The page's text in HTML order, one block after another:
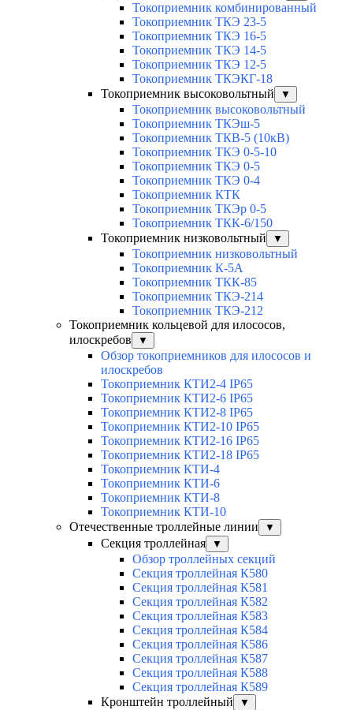
Токоприемник комбинированный
Токоприемник ТКЭ 23-5
Токоприемник ТКЭ 16-5
Токоприемник ТКЭ 14-5
Токоприемник ТКЭ 12-5
Токоприемник ТКЭКГ-18
Токоприемник высоковольтный
▼
Токоприемник высоковольтный
Токоприемник ТКЭш-5
Токоприемник ТКВ-5 (10кВ)
Токоприемник ТКЭ 0-5-10
Токоприемник ТКЭ 0-5
Токоприемник ТКЭ 0-4
Токоприемник КТК
Токоприемник ТКЭр 0-5
Токоприемник ТКК-6/150
Токоприемник низковольтный
▼
Токоприемник низковольтный
Токоприемник К-5А
Токоприемник ТКК-85
Токоприемник ТКЭ-214
Токоприемник ТКЭ-212
Токоприемник кольцевой для илососов,
илоскребов
▼
Обзор токоприемников для илососов и
илоскребов
Токоприемник КТИ2-4 IP65
Токоприемник КТИ2-6 IP65
Токоприемник КТИ2-8 IP65
Токоприемник КТИ2-10 IP65
Токоприемник КТИ2-16 IP65
Токоприемник КТИ2-18 IP65
Токоприемник КТИ-4
Токоприемник КТИ-6
Токоприемник КТИ-8
Токоприемник КТИ-10
Отечественные троллейные линии
▼
Секция троллейная ▼
Обзор троллейных секций
Секция троллейная К580
Секция троллейная К581
Секция троллейная К582
Секция троллейная К583
Секция троллейная К584
Секция троллейная К586
Секция троллейная К587
Секция троллейная К588
Секция троллейная К589
Кронштейн троллейный
▼